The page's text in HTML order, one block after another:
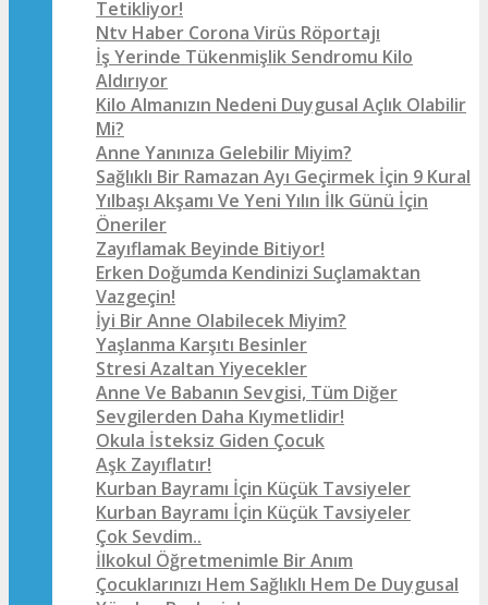
Tetikliyor!
Ntv Haber Corona Virüs Röportajı
İş Yerinde Tükenmişlik Sendromu Kilo
Aldırıyor
Kilo Almanızın Nedeni Duygusal Açlık Olabilir
Mi?
Anne Yanınıza Gelebilir Miyim?
Sağlıklı Bir Ramazan Ayı Geçirmek İçin 9 Kural
Yılbaşı Akşamı Ve Yeni Yılın İlk Günü İçin
Öneriler
Zayıflamak Beyinde Bitiyor!
Erken Doğumda Kendinizi Suçlamaktan
Vazgeçin!
İyi Bir Anne Olabilecek Miyim?
Yaşlanma Karşıtı Besinler
Stresi Azaltan Yiyecekler
Anne Ve Babanın Sevgisi, Tüm Diğer
Sevgilerden Daha Kıymetlidir!
Okula İsteksiz Giden Çocuk
Aşk Zayıflatır!
Kurban Bayramı İçin Küçük Tavsiyeler
Kurban Bayramı İçin Küçük Tavsiyeler
Çok Sevdim..
İlkokul Öğretmenimle Bir Anım
Çocuklarınızı Hem Sağlıklı Hem De Duygusal